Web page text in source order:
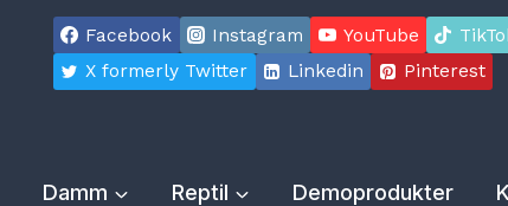
Facebook Instagram YouTube
X formerly Twitter
Linkedin Pinterest
Damm Reptil Demoprodukter